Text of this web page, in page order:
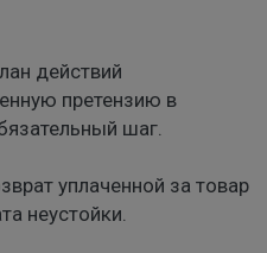
действий
претензию в
шаг.
уплаченной за товар
неустойки.